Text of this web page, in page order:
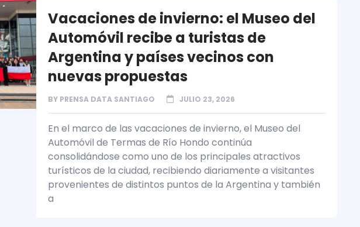
Vacaciones de invierno: el Museo del
Automóvil recibe a turistas de
Argentina y países vecinos con
nuevas propuestas
BY PRENSA DATA SANTIAGO JULIO 23, 2026
En el marco de las vacaciones de invierno, el Museo del
Automóvil de Termas de Río Hondo continúa
consolidándose como uno de los principales atractivos
turísticos de la ciudad, recibiendo diariamente a visitantes
provenientes de distintos puntos de la Argentina y también
a